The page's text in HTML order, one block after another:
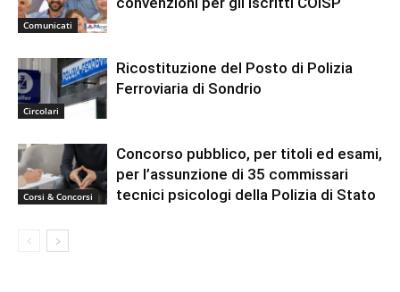
Comunicati
Circolari
Ricostituzione del Posto di Polizia
Ferroviaria di Sondrio
Corsi & Concorsi
Concorso pubblico, per titoli ed esami,
per l’assunzione di 35 commissari
tecnici psicologi della Polizia di Stato